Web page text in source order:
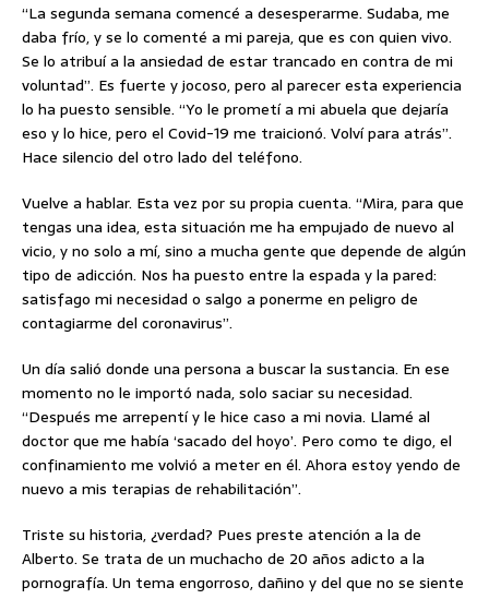
“La segunda semana comencé a desesperarme. Sudaba, me
daba frío, y se lo comenté a mi pareja, que es con quien vivo.
Se lo atribuí a la ansiedad de estar trancado en contra de mi
voluntad”. Es fuerte y jocoso, pero al parecer esta experiencia
lo ha puesto sensible. “Yo le prometí a mi abuela que dejaría
eso y lo hice, pero el Covid-19 me traicionó. Volví para atrás”.
Hace silencio del otro lado del teléfono.
Vuelve a hablar. Esta vez por su propia cuenta. “Mira, para que
tengas una idea, esta situación me ha empujado de nuevo al
vicio, y no solo a mí, sino a mucha gente que depende de algún
tipo de adicción. Nos ha puesto entre la espada y la pared:
satisfago mi necesidad o salgo a ponerme en peligro de
contagiarme del coronavirus”.
Un día salió donde una persona a buscar la sustancia. En ese
momento no le importó nada, solo saciar su necesidad.
“Después me arrepentí y le hice caso a mi novia. Llamé al
doctor que me había ‘sacado del hoyo’. Pero como te digo, el
confinamiento me volvió a meter en él. Ahora estoy yendo de
nuevo a mis terapias de rehabilitación”.
Triste su historia, ¿verdad? Pues preste atención a la de
Alberto. Se trata de un muchacho de 20 años adicto a la
pornografía. Un tema engorroso, dañino y del que no se siente